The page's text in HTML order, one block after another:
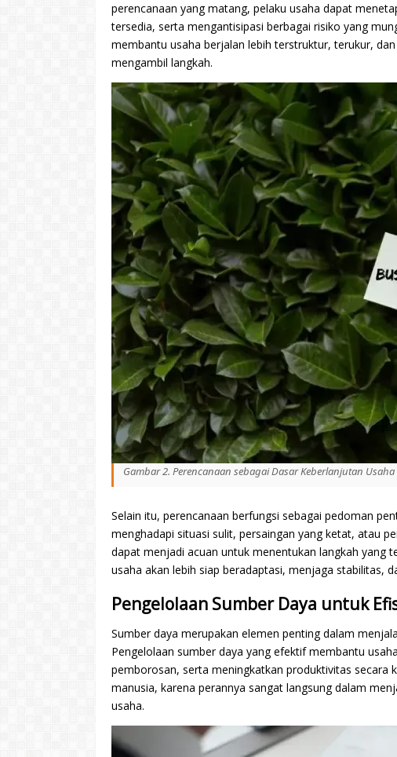
perencanaan yang matang, pelaku usaha dapat
tersedia, serta mengantisipasi berbagai risiko yang
membantu usaha berjalan lebih terstruktur, terukur,
mengambil langkah.
Gambar 2. Perencanaan sebagai Dasar Keberlanjutan Usaha
Selain itu, perencanaan berfungsi sebagai pedoman
menghadapi situasi sulit, persaingan yang ketat, atau
dapat menjadi acuan untuk menentukan langkah yang
usaha akan lebih siap beradaptasi, menjaga stabilitas,
Pengelolaan Sumber Daya untuk
Sumber daya merupakan elemen penting dalam
Pengelolaan sumber daya yang efektif membantu
pemborosan, serta meningkatkan produktivitas secara
manusia, karena perannya sangat langsung dalam
usaha.